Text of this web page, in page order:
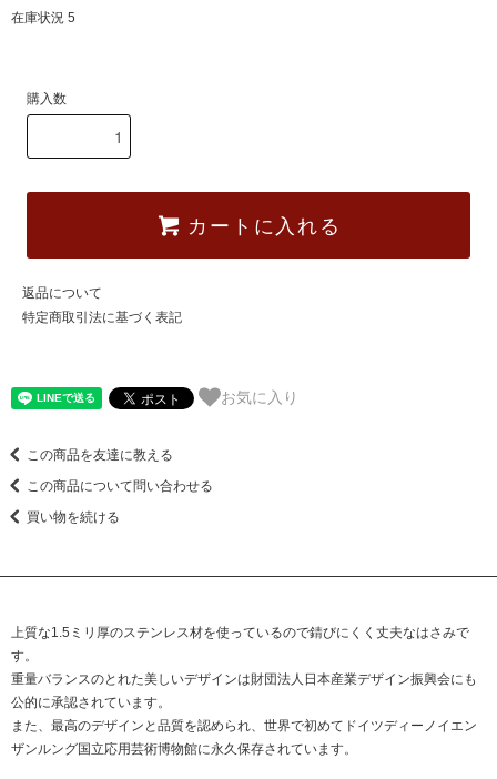
在庫状況 5
購入数
カートに入れる
返品について
特定商取引法に基づく表記
お気に入り
この商品を友達に教える
この商品について問い合わせる
買い物を続ける
上質な1.5ミリ厚のステンレス材を使っているので錆びにくく丈夫なはさみで
す。
重量バランスのとれた美しいデザインは財団法人日本産業デザイン振興会にも
公的に承認されています。
また、最高のデザインと品質を認められ、世界で初めてドイツディーノイエン
ザンルング国立応用芸術博物館に永久保存されています。